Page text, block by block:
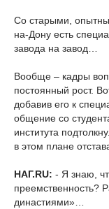
Cо старыми,
на-Дону есть
завода на завод…
Вообще – кадры
постоянный рост.
добавив его к
общение со
института
в этом плане
НАГ.RU: - Я знаю,
преемственность?
династиями»…